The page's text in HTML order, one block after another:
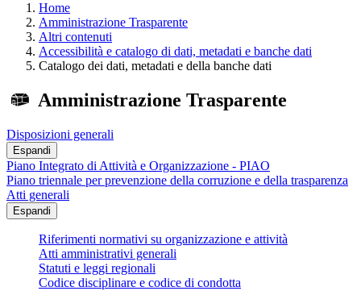
Home
Amministrazione Trasparente
Altri contenuti
Accessibilità e catalogo di dati, metadati e banche dati
Catalogo dei dati, metadati e della banche dati
Amministrazione Trasparente
Disposizioni generali
Espandi
Piano Integrato di Attività e Organizzazione - PIAO
Piano triennale per prevenzione della corruzione e della trasparenza
Atti generali
Espandi
Riferimenti normativi su organizzazione e attività
Atti amministrativi generali
Statuti e leggi regionali
Codice disciplinare e codice di condotta